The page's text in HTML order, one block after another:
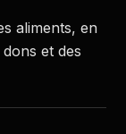
aliments, en
et des